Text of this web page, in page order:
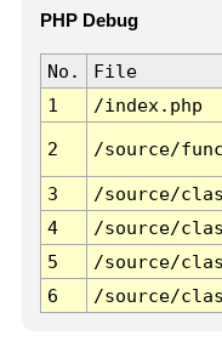
PHP Debug
No. File
1
/index.php
2 /source/
3 /source/
4
/source/
5
/source/
6
/source/